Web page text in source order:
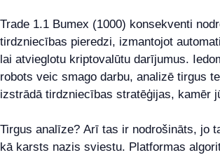
Trade 1.1 Bumex (1000) konsekventi
tirdzniecības pieredzi, izmantojot
lai atvieglotu kriptovalūtu darījumus.
robots veic smago darbu, analizē tirgus
izstrādā tirdzniecības stratēģijas, kamēr
Tirgus analīze? Arī tas ir nodrošināts, jo
kā karsts nazis sviestu. Platformas